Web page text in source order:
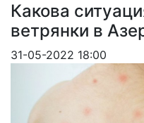
Какова
ветрянки в
31-05-2022 18:00